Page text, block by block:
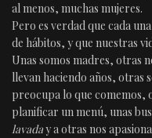
al menos, muchas mujeres.
Pero es verdad que cada
de hábitos, y que nuestras
Unas somos madres, otras
llevan haciendo años, otras
preocupa lo que comemos,
planificar un menú, unas
lavaday a otras nos